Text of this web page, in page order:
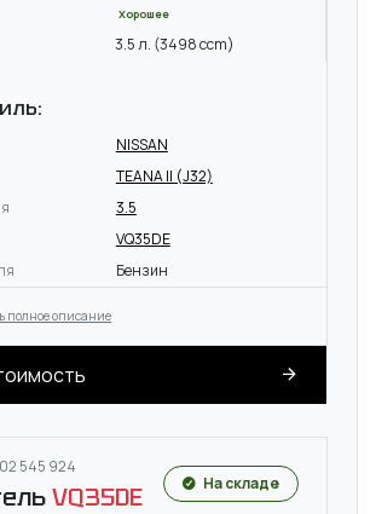
Хорошее
3.5 л. (3498 ccm)
NISSAN
TEANA II (J32)
3.5
VQ35DE
Бензин
полное описание
545 924
VQ35DE На складе